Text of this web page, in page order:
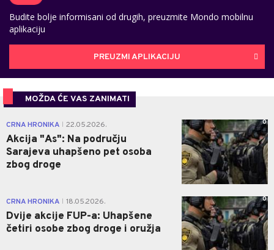
Budite bolje informisani od drugih, preuzmite Mondo mobilnu
aplikaciju
PREUZMI APLIKACIJU
MOŽDA ĆE VAS ZANIMATI
CRNA HRONIKA 22.05.2026.
Akcija "As": Na području
Sarajeva uhapšeno pet osoba
zbog droge
0
CRNA HRONIKA 18.05.2026.
Dvije akcije FUP-a: Uhapšene
četiri osobe zbog droge i oružja
0